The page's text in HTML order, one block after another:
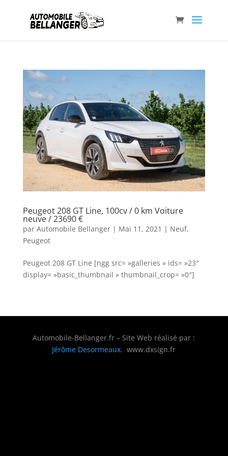
Peugeot 208 GT Line, 100cv / 0 km Voiture
neuve / 23690 €
par Automobile Bellanger| Mai 11, 2021 | Neuf,
Peugeot
Peugeot 208 GT Line [ngg src= »galleries » ids= »23″
display= »basic_thumbnail » thumbnail_crop= »0″]
Automobile-Bellanger.fr – Site Web réalisé par :
Jérôme Desormeaux. www.dxsign.fr